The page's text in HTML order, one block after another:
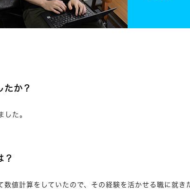
たか？
した。
？
値計算をしていたので、その経験を活かせる職に就き